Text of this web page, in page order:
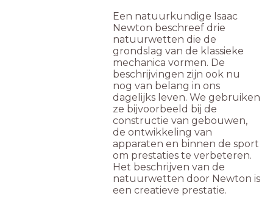
Een natuurkundige Isaac
Newton beschreef drie
natuurwetten die de
grondslag van de klassieke
mechanica vormen. De
beschrijvingen zijn ook nu
nog van belang in ons
dagelijks leven. We gebruiken
ze bijvoorbeeld bij de
constructie van gebouwen,
de ontwikkeling van
apparaten en binnen de sport
om prestaties te verbeteren.
Het beschrijven van de
natuurwetten door Newton is
een creatieve prestatie.